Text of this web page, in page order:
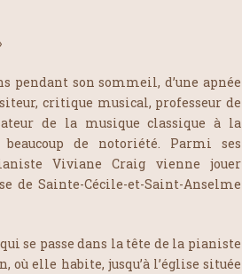
pendant son sommeil, d’une apnée
critique musical, professeur de
de la musique classique à la
de notoriété. Parmi ses
Viviane Craig vienne jouer
de Sainte-Cécile-et-Saint-Anselme
se passe dans la tête de la pianiste
elle habite, jusqu’à l’église située